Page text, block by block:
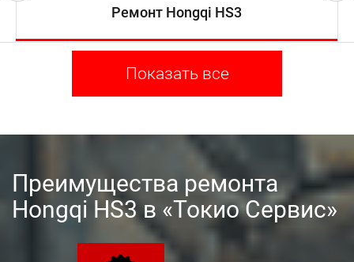
Ремонт Hongqi HS3
Показать все
Преимущества ремонта
Hongqi HS3 в «Токио Сервис»